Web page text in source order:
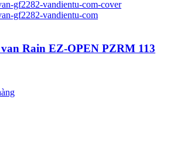
Rain EZ-OPEN PZRM 113